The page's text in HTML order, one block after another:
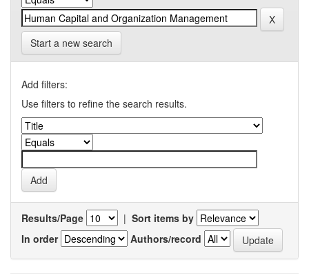
Start a new search
Add filters:
Use filters to refine the search results.
Results/Page | Sort items by
In order
Authors/record